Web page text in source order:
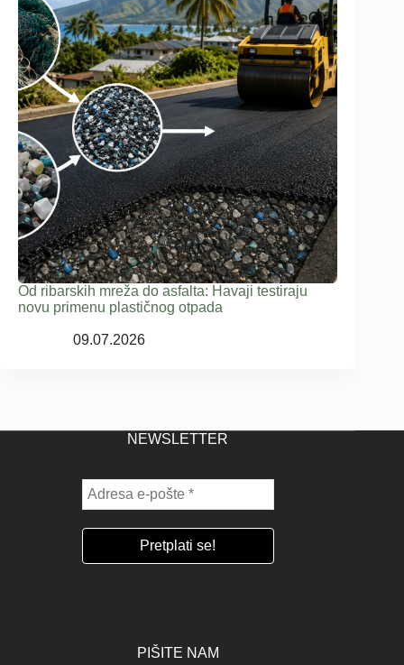
Od ribarskih mreža do asfalta: Havaji testiraju
novu primenu plastičnog otpada
09.07.2026
NEWSLETTER
PIŠITE NAM